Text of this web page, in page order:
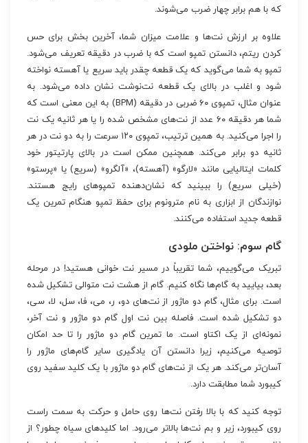
که با هم برابر چهار ضرب می‌شوند.
علاوه بر ارزش نت‌ها و علامت میزان شما، آخرین بخش برای حس
کردن ریتم، دانستن تمپو است که با ضرب در دقیقه تعریف می‌شود.
تمپو به شما می‌گوید که یک قطعه چقدر باید سریع یا آهسته نواخته
شود و اغلب در بالای یک قطعه نت‌نوشت نشان داده می‌شود. به
عنوان مثال، تمپوی ۶۰ ضربی در دقیقه (BPM) به این معنی است که
شما هر دقیقه ۶۰ عدد از نت‌های مشخص شده را یا هر ثانیه یک نت
را اجرا می‌کنید. به همین ترتیب، تمپوی ۱۲۰ سرعت را به دو نت در هر
ثانیه دو برابر می‌کند. همچنین ممکن است در بالای پارتیتور خود
کلمات ایتالیایی مانند «لارگو» (آهسته)، «آلگرو» (سریع) یا «پرستو»
(خیلی سریع) را ببینید که نشان‌دهنده تمپوهای رایج هستند.
نوازندگان از ابزاری به نام مترونوم برای حفظ تمپو هنگام تمرین یک
قطعه جدید استفاده می‌کنند.
گام سوم: نواختن ملودی
تبریک می‌گوییم، شما تقریباً در مسیر نت خوانی هستید! در مرحله
بعد، بیایید به گام‌ها نگاه کنیم. گام از هشت نت متوالی تشکیل شده
است. برای مثال، گام دو ماژور از نت‌های دو، ر، می، فا، سل، لا، سی،
دو تشکیل شده است. فاصله بین نت اول گام دو ماژور و نت آخر،
نمونه‌ای از یک اکتاو است. ما تمرین گام دو ماژور را تا حد امکان
توصیه می‌کنیم، زیرا دانستن آن یادگیری سایر گام‌های ماژور را
آسان‌تر می‌کند. هر یک از نت‌های گام دو ماژور با یک کلید سفید روی
کیبورد شما مطابقت دارد.
توجه کنید که با بالا رفتن نت‌ها روی حامل و حرکت به سمت راست
روی کیبورد، زیر و بم نت‌ها بالاتر می‌رود. اما کلیدهای سیاه چطور؟ از